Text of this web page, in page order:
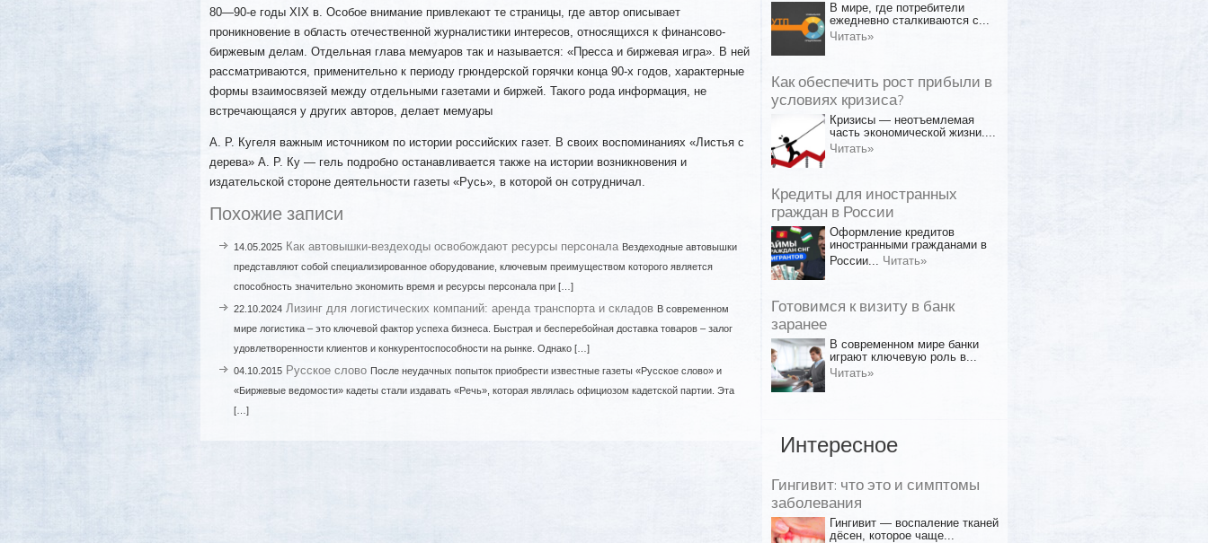
80—90-е годы XIX в. Особое внимание привлекают те страницы, где автор описывает
проникновение в область отечественной журналистики интересов, относящихся к финансово-
биржевым делам. Отдельная глава мемуаров так и называется: «Пресса и биржевая игра». В ней
рассматриваются, применительно к периоду грюндерской горячки конца 90-х годов, характерные
формы взаимосвязей между отдельными газетами и биржей. Такого рода информация, не
встречающаяся у других авторов, делает мемуары
А. Р. Кугеля важным источником по истории российских газет. В своих воспоминаниях «Листья с
дерева» А. Р. Ку — гель подробно останавливается также на истории возникновения и
издательской стороне деятельности газеты «Русь», в которой он сотрудничал.
Похожие записи
14.05.2025 Как автовышки-вездеходы освобождают ресурсы персонала Вездеходные автовышки
представляют собой специализированное оборудование, ключевым преимуществом которого является
способность значительно экономить время и ресурсы персонала при […]
22.10.2024 Лизинг для логистических компаний: аренда транспорта и складов В современном
мире логистика – это ключевой фактор успеха бизнеса. Быстрая и бесперебойная доставка товаров – залог
удовлетворенности клиентов и конкурентоспособности на рынке. Однако […]
04.10.2015 Русское слово После неудачных попыток приобрести известные газеты «Русское слово» и
«Биржевые ведомости» кадеты стали издавать «Речь», которая являлась официозом кадетской партии. Эта
[…]
В мире, где потребители
ежедневно сталкиваются с...
Читать»
Как обеспечить рост прибыли в
условиях кризиса?
Кризисы — неотъемлемая
часть экономической жизни....
Читать»
Кредиты для иностранных
граждан в России
Оформление кредитов
иностранными гражданами в
России... Читать»
Готовимся к визиту в банк
заранее
В современном мире банки
играют ключевую роль в...
Читать»
Интересное
Гингивит: что это и симптомы
заболевания
Гингивит — воспаление тканей
дёсен, которое чаще...